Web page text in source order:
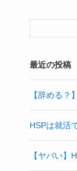
最近の投稿
【辞める？
HSPは就活
【ヤバい】